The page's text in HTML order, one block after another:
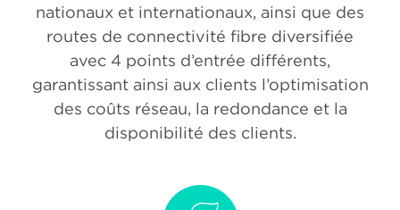
nationaux et internationaux, ainsi que des
routes de connectivité fibre diversifiée
avec 4 points d’entrée différents,
garantissant ainsi aux clients l’optimisation
des coûts réseau, la redondance et la
disponibilité des clients.